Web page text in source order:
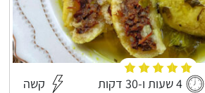
4 שעות ו-30 דקות קשה